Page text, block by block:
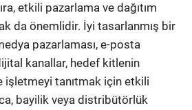
etkili pazarlama ve dağıtım
da önemlidir. İyi tasarlanmış bir
pazarlaması, e-posta
kanallar, hedef kitlenin
tanıtmak için etkili
bayilik veya distribütörlük